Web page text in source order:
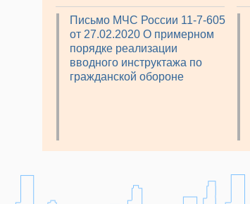
Письмо МЧС России 11-7-605
от 27.02.2020 О примерном
порядке реализации
вводного инструктажа по
гражданской обороне